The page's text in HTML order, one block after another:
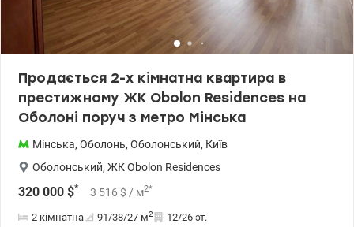
Міністерка (близько 1 км) — гарне місце для відпочинку влітку.
Ціна: 81000 у.о. моб. 0664863383 Тетяна Valion.ua/1142956
Продається 2-х кімнатна квартира в
престижному ЖК Obolon Residences на
Оболоні поруч з метро Мінська
Мінська, Оболонь, Оболонський, Київ
Оболонський, ЖК Obolon Residences
320 000 $* 3 516 $ / м2*
2 кімнатна 91/38/27 м2 12/26 эт.